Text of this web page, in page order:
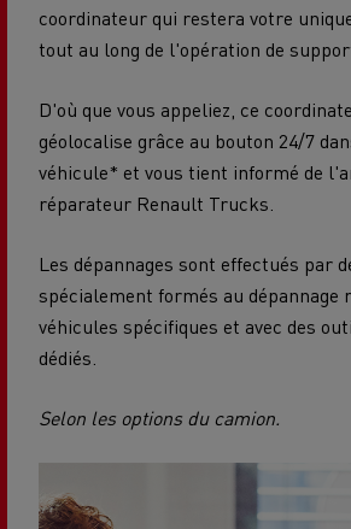
coordinateur qui restera votre
tout au long de l'opération de
D'où que vous appeliez, ce
géolocalise grâce au bouton 24/7
véhicule* et vous tient informé de
réparateur Renault Trucks.
Les dépannages sont effectués par
spécialement formés au dépannage
véhicules spécifiques et avec des
dédiés.
Selon les options du camion.